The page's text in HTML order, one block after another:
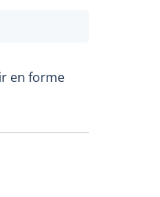
en forme